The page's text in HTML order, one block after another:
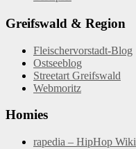
Greifswald & Region
Fleischervorstadt-Blog
Ostseeblog
Streetart Greifswald
Webmoritz
Homies
rapedia – HipHop Wiki